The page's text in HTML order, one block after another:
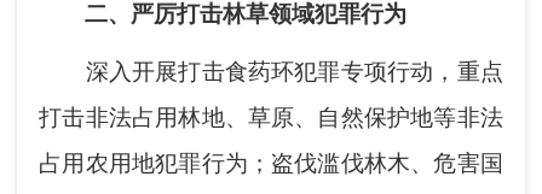
二、严厉打击林草领域犯罪行为
深入开展打击食药环犯罪专项行动，重点
打击非法占用林地、草原、自然保护地等非法
占用农用地犯罪行为；盗伐滥伐林木、危害国